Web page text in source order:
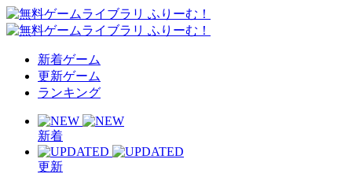
新着ゲーム
更新ゲーム
ランキング
新着
更新